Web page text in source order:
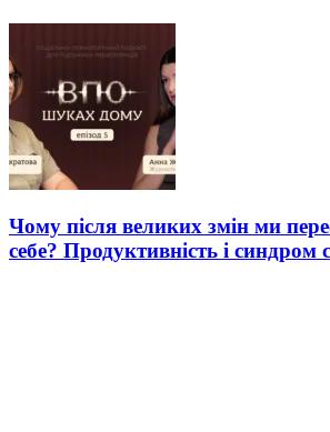
Чому після великих змін ми
себе? Продуктивність і синдром